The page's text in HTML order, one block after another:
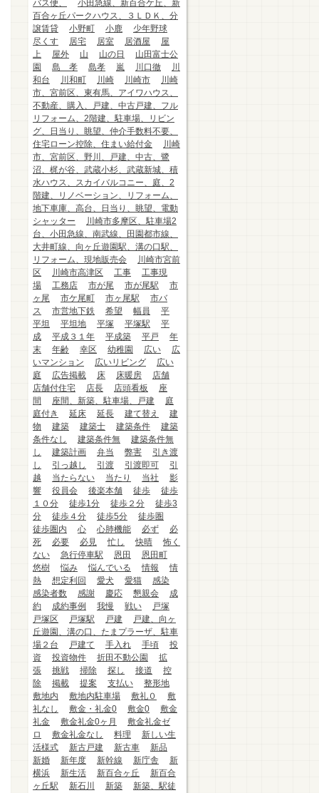
バス便、
小田急線、新百合ケ丘、新
百合ヶ丘パークハウス、３ＬＤＫ、分
譲賃貸
小野町 小鹿
少年野球
尽くす
居宅 居室 居酒屋
屋
上
屋外 山 山の日
山田富士公
園
島 孝 島孝 嵐 川口徹
川
和台
川和町 川崎 川崎市
川崎
市、宮前区、東有馬、アイワハウス、
不動産、購入、戸建、中古戸建、フル
リフォーム、2階建、駐車場、リビン
グ、日当り、眺望、仲介手数料不要、
住宅ローン控除、住まい給付金
川崎
市、宮前区、野川、戸建、中古、鷺
沼、梶が谷、武蔵小杉、武蔵新城、積
水ハウス、スカイバルコニー、庭、2
階建、リノベーション、リフォーム、
地下車庫、高台、日当り、眺望、電動
シャッター
川崎市多摩区、駐車場2
台、小田急線、南武線、田園都市線、
大井町線、向ヶ丘遊園駅、溝の口駅、
リフォーム、現地販売会
川崎市宮前
区
川崎市高津区 工事
工事現
場
工務店 市が尾 市が尾駅
市
ヶ尾
市ケ尾町 市ヶ尾駅
市バ
ス
市営地下鉄 希望 幅員
平
平坦
平坦地 平塚 平塚駅
平
成
平成３１年 平成築 平戸
年
末
年齢 幸区 幼稚園 広い
広
いマンション
広いリビング
広い
庭
広告掲載 床 床暖房
店舗
店舗付住宅
店長 店頭看板
座
間
座間、新築、駐車場、戸建
庭
庭付き
延床 延長 建て替え
建
物
建築 建築士 建築条件
建築
条件なし
建築条件無
建築条件無
し
建築計画 弁当 弊害
引き渡
し
引っ越し 引渡 引渡即可
引
越
当たらない 当たり 当社
影
響
役員会 後楽本舗 徒歩
徒歩
１０分
徒歩1分 徒歩２分
徒歩3
分
徒歩４分 徒歩5分
徒歩圏
徒歩圏内
心 心肺機能 必ず
必
死
必要 必見 忙し 快晴
怖く
ない
急行停車駅 恩田
恩田町
悠樹
悩み 悩んでいる 情報
情
熱
想定利回 愛犬 愛猫
感染
感染者数
感謝 慶応 懇親会
成
約
成約事例 我慢 戦い
戸塚
戸塚区
戸塚駅 戸建
戸建、向ヶ
丘遊園、溝の口、たまプラーザ、駐車
場２台
戸建て 手入れ 手頃
投
資
投資物件 折田不動公園
拡
張
挑戦 掃除 探し 接道
控
除
掲載 提案 支払い
整形地
敷地内
敷地内駐車場 敷礼０
敷
礼なし
敷金・礼金0 敷金0
敷金
礼金
敷金礼金0ヶ月
敷金礼金ゼ
ロ
敷金礼金なし 料理
新しい生
活様式
新古戸建 新古車
新品
新婚
新年度 新幹線 新庁舎
新
横浜
新生活 新百合ヶ丘
新百合
ヶ丘駅
新石川 新築
新築、駅徒